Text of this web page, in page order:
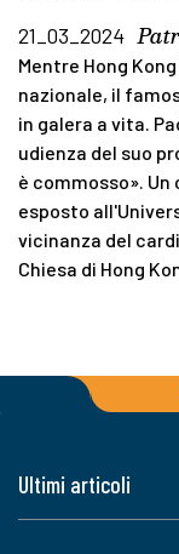
21_03_2024
Mentre Hong
nazionale, il
in galera a vita.
udienza del suo
è commosso».
esposto
vicinanza del
Chiesa di Hong
Ultimi articoli